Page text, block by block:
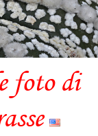
foto di